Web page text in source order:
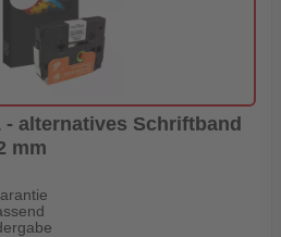
- alternatives Schriftband
mm